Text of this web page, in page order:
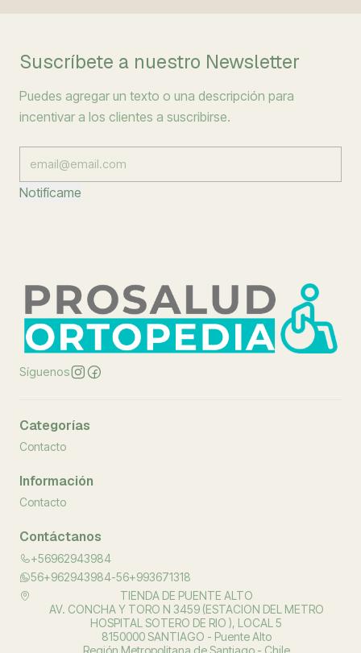
Suscríbete a nuestro Newsletter
Puedes agregar un texto o una descripción para
incentivar a los clientes a suscribirse.
Notifícame
Síguenos
Categorías
Contacto
Información
Contacto
Contáctanos
+56962943984
56+962943984-56+993671318
TIENDA DE PUENTE ALTO
AV. CONCHA Y TORO N 3459 (ESTACION DEL METRO
HOSPITAL SOTERO DE RIO ), LOCAL 5
8150000 SANTIAGO - Puente Alto